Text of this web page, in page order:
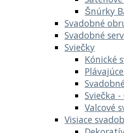
Šnúrky
Svadobné
Svadobné
Sviečky
Kónické
Sviečka -
Valcové
Visiace